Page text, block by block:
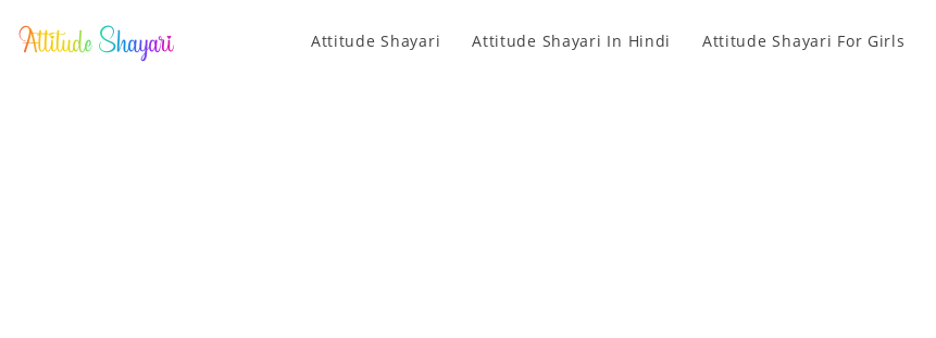
Attitude Shayari Attitude Shayari In Hindi Attitude Shayari For Girls